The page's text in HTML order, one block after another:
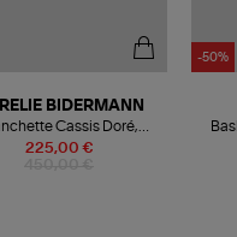
225,00 €
BIDERMANN
Cassis Doré,
Exclusivité Lulli
-50%